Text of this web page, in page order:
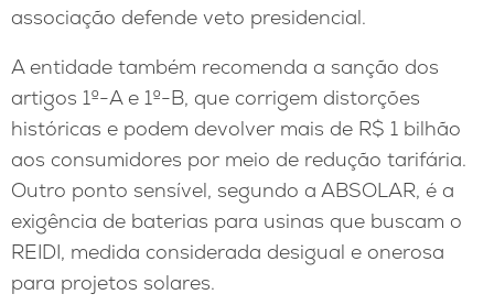
associação defende veto presidencial.
A entidade também recomenda a sanção dos
artigos 1º-A e 1º-B, que corrigem distorções
históricas e podem devolver mais de R$ 1 bilhão
aos consumidores por meio de redução tarifária.
Outro ponto sensível, segundo a ABSOLAR, é a
exigência de baterias para usinas que buscam o
REIDI, medida considerada desigual e onerosa
para projetos solares.